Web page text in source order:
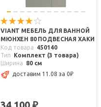
VIANT МЕБЕЛЬ ДЛЯ ВАННОЙ
МЮНХЕН 80 ПОДВЕСНАЯ ХАКИ
Код товара
450140
Тип
Комплект (3 товара)
Ширина
80 см
доставим 11.08 за 0₽
34 100 ₽